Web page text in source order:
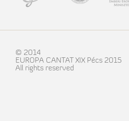
© 2014
EUROPA CANTAT XIX Pécs 2015
All rights reserved